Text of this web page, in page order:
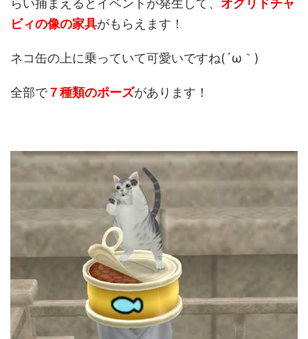
らい捕まえるとイベントが発生して、 オグリドチャ
ビィの像の家具がもらえます！
ネコ缶の上に乗っていて可愛いですね(´ω｀)
全部で７種類のポーズがあります！